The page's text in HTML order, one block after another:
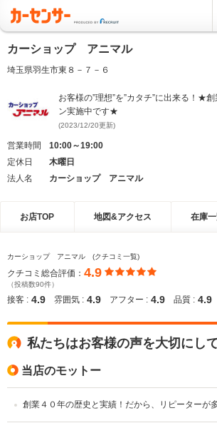
カーショップ アニマル
埼玉県羽生市東８－７－６
お客様の”理想”を”カタチ”に出来る！★
ン実施中です★
(2023/12/20更新)
営業時間
10:00～19:00
定休日
木曜日
法人名
カーショップ アニマル
お店TOP 地図&アクセス 在庫
カーショップ アニマル (クチコミ一覧)
クチコミ総合評価： 4.9
（投稿数90件）
接客 : 4.9 雰囲気 : 4.9 アフター : 4.9 品質 : 4.9
私たちはお客様の声を大切にし
当店のモットー
創業４０年の歴史と実績！だから、リピーターが